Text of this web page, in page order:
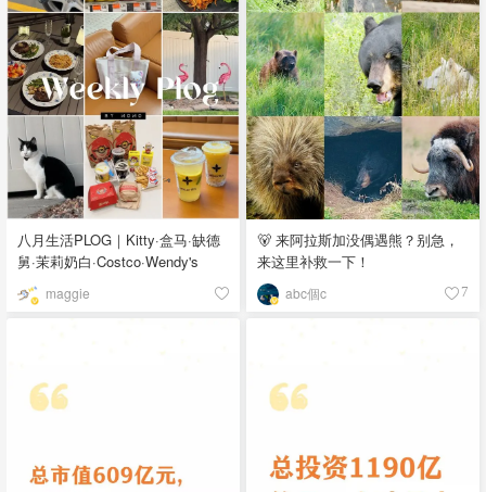
八月生活PLOG｜Kitty·盒马·缺德
舅·茉莉奶白·Costco·Wendy's
maggie
🐻 来阿拉斯加没偶遇熊？别急，
来这里补救一下！
abc個c 7